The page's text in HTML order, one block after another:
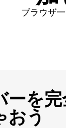
ブラウザ
ーを
おう